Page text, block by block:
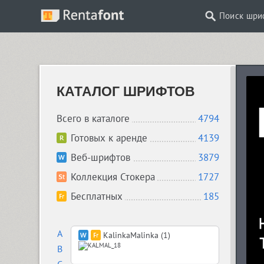
Поиск
КАТАЛОГ ШРИФТОВ
Всего в каталоге
4794
Готовых к аренде
4139
Веб-шрифтов
3879
Коллекция Стокера
1727
Бесплатных
185
A
B
KalinkaMalinka (1)